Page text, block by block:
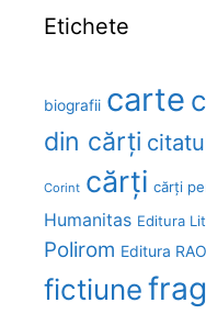
Etichete
biografii carte
din cărți
Corint cărți cărți
Humanitas Editura
Polirom Editura RAO
fictiune